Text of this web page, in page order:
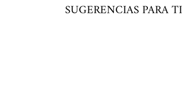
SUGERENCIAS PARA TI